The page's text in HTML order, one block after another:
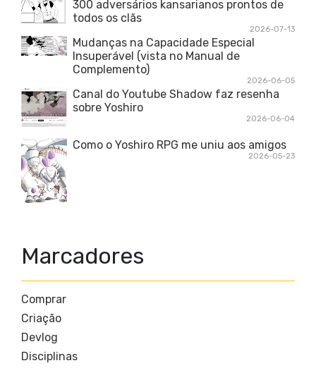
300 adversários kansarianos prontos de
todos os clãs
2026-07-13
Mudanças na Capacidade Especial
Insuperável (vista no Manual de
Complemento)
2026-06-05
Canal do Youtube Shadow faz resenha
sobre Yoshiro
2026-06-04
Como o Yoshiro RPG me uniu aos amigos
2026-05-23
Marcadores
Comprar
Criação
Devlog
Disciplinas